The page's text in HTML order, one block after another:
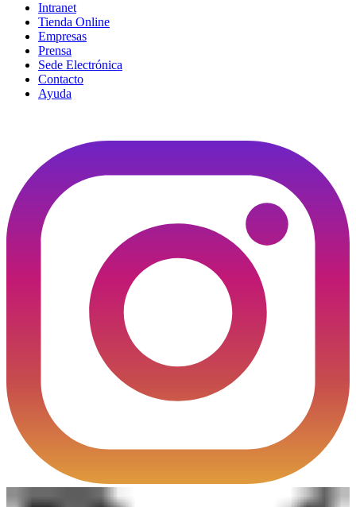
Intranet
Tienda Online
Empresas
Prensa
Sede Electrónica
Contacto
Ayuda